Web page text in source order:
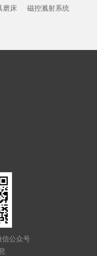
磨床 磁控溅射系统
信公众号